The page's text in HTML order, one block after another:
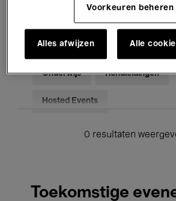
Voor iedereen Kids’ Palace
Onderwijs Rondleidingen
Hosted Events
0 resultaten
Toekomstige
Voorkeuren beheren
Alles afwijzen Alle